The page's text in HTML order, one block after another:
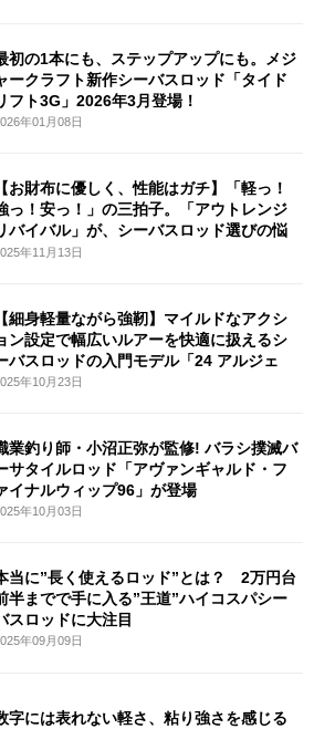
初の1本にも、ステップアップにも。メジ
ークラフト新作シーバスロッド「タイド
フト3G」2026年3月登場！
年01月08日
【お財布に優しく、性能はガチ】「軽っ！
っ！安っ！」の三拍子。「アウトレンジ
バイバル」が、シーバスロッド選びの悩
年11月13日
【細身軽量ながら強靭】マイルドなアクシ
ン設定で幅広いルアーを快適に扱えるシ
バスロッドの入門モデル「24 アルジェ
年10月23日
業釣り師・小沼正弥が監修! バラシ撲滅バ
サタイルロッド「アヴァンギャルド・フ
イナルウィップ96」が登場
年10月03日
当に”長く使えるロッド”とは？ 2万円台
半までで手に入る”王道”ハイコスパシー
スロッドに大注目
年09月09日
字には表れない軽さ、粘り強さを感じる